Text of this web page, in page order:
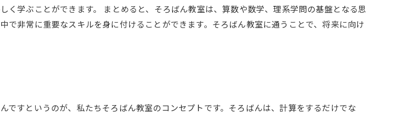
く学ぶことができます。 まとめると、そろばん教室は、算数や数学、理系学問の基盤となる思
で非常に重要なスキルを身に付けることができます。そろばん教室に通うことで、将来に向け
ですというのが、私たちそろばん教室のコンセプトです。そろばんは、計算をするだけでな